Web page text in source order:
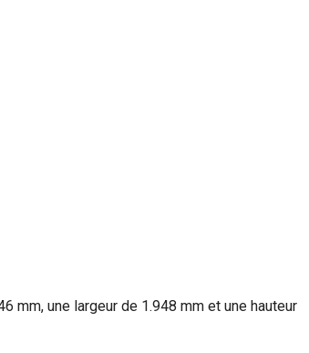
mm, une largeur de 1.948 mm et une hauteur